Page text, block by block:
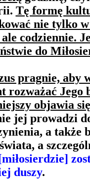
Tę formę
nie tylko
codziennie.
do
pragnie, aby
rozważać Jego
objawia
jej prowadzi
a także
świata, a
duszy.